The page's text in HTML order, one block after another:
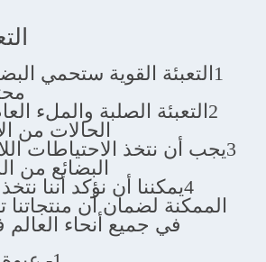
التعبئة والشحن:
القوية ستحمي البضائع من أي ضرر
محتمل أثناء النقل.
الصلبة والملء العام يمكن أن تمنع
الحالات من الاهتزاز والتشنج.
الاحتياطات اللازمة لكي تحمي
البضائع من السرقة أو المطر
أن نؤكد أننا نتخذ كل الاحتياطات
أن منتجاتنا تصل إلى عملائنا
أنحاء العالم في حالة ممتازة